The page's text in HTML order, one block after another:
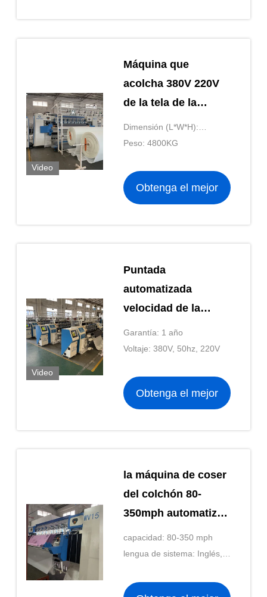
Video
Máquina que
acolcha 380V 220V
de la tela de la
máquina de coser
del colchón WV12
Dimensión (L*W*H):
5400*1650*2050m m
Peso: 4800KG
Obtenga el mejor
Video
Puntada
automatizada
velocidad de la
cerradura de la
máquina de coser
edredones y los
consoladores 500-
Garantía: 1 año
Voltaje: 380V, 50hz, 220V
Obtenga el mejor
la máquina de coser
del colchón 80-
350mph automatizó
ZOLYTECH que
acolchaba
capacidad: 80-350 mph
lengua de sistema: Inglés,
rumano, checos